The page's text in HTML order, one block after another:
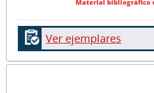
Material bibliográfico
Ver ejemplares